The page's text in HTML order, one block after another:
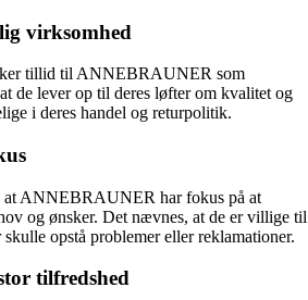
virksomhed
tillid til ANNEBRAUNER som
de lever op til deres løfter om kvalitet og
i deres handel og returpolitik.
at ANNEBRAUNER har fokus på at
og ønsker. Det nævnes, at de er villige til
opstå problemer eller reklamationer.
tilfredshed